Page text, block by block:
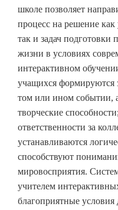
школе позволяет
процесс на решение
так и задач подготовки
жизни в условиях
интерактивном
учащихся формируются
том или ином событии,
творческие
ответственности за
устанавливаются
способствуют
мировосприятия.
учителем
благоприятные